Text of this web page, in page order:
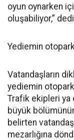
oyun oynarken
oluşabiliyor,”
Yediemin
Vatandaşların
yediemin
Trafik ekipleri ya
büyük
belirten
mezarlığına